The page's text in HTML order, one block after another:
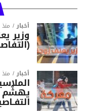
أخبار
وزير
أخبار
يهشّم